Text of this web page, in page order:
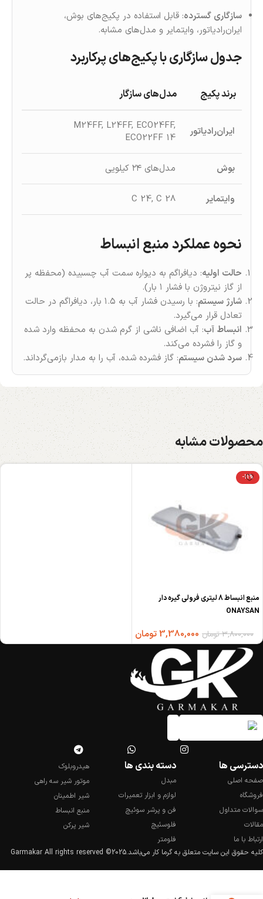
سازگاری گسترده: قابل استفاده در پکیج‌های بوش،
ایران‌رادیاتور، وایتمایر و مدل‌های مشابه.
جدول سازگاری با پکیج‌های پرکاربرد
برند پکیج مدل‌های سازگار
ایران‌رادیاتور
M24FF, L24FF, ECO24FF,
ECO22FF 14
بوش مدل‌های ۲۴ کیلویی
وایتمایر C 24, C 28
نحوه عملکرد منبع انبساط
حالت اولیه: دیافراگم به دیواره سمت آب چسبیده (محفظه پر
از گاز نیتروژن با فشار ۱ بار).
شارژ سیستم
: با رسیدن فشار آب به ۱.۵ بار، دیافراگم در حالت
تعادل قرار می‌گیرد.
انبساط آب: آب اضافی ناشی از گرم‌ شدن به محفظه وارد شده
و گاز را فشرده می‌کند.
سرد شدن سیستم: گاز فشرده‌ شده، آب را به مدار بازمی‌گرداند.
محصولات مشابه
-11%
منبع انبساط 8 لیتری فرولی گیره دار
ONAYSAN
3,800,000تومان 3,380,000تومان
دسترسی ها
صفحه اصلی
فروشگاه
سوالات متداول
مقالات
ارتباط با ما
دسته بندی ها
مبدل
لوازم و ابزار تعمیرات
فن و پرشر سوئیچ
فلوسئیچ
فلومتر
هیدروبلوک
موتور شیر سه راهی
شیر اطمینان
منبع انبساط
شیر پرکن
کلیه حقوق این سایت متعلق به گرما کار می‌باشد.2025© Garmakar All rights reserved